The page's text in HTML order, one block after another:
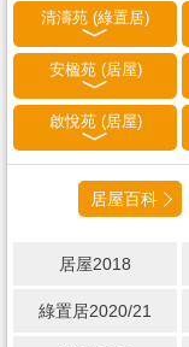
清濤苑 (綠置居)
安楹苑 (居屋)
啟悅苑 (居屋)
居屋百科
居屋2018
綠置居2020/21